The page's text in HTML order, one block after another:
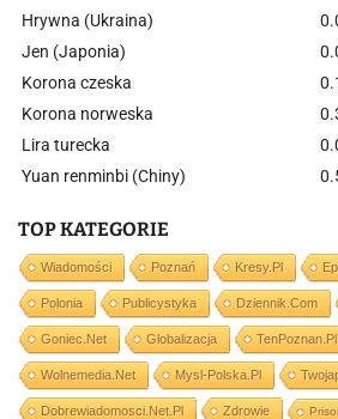
Hrywna (Ukraina)
Jen (Japonia)
Korona czeska
Korona norweska
Lira turecka
Yuan renminbi (Chiny)
TOP KATEGORIE
Wiadomości Poznań Kresy.pl
Polonia Publicystyka Dziennik.com
Goniec.net Globalizacja TenPoznan.pl
Wolnemedia.net Mysl-Polska.pl
Dobrewiadomosci.net.pl Zdrowie